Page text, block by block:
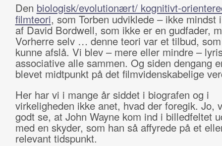
Den biologisk/evolutionært/ kognitivt-
filmteori, som Torben udviklede – ikke mindst
af David Bordwell, som ikke er en gudfader,
Vorherre selv … denne teori var et tilbud,
kunne afslå. Vi blev – mere eller mindre –
associative alle sammen. Og siden dengang
blevet midtpunkt på det filmvidenskabelige
Her har vi i mange år siddet i biografen og i
virkeligheden ikke anet, hvad der foregik. Jo,
godt se, at John Wayne kom ind i billedfeltet
med en skyder, som han så affyrede på et
relevant tidspunkt.